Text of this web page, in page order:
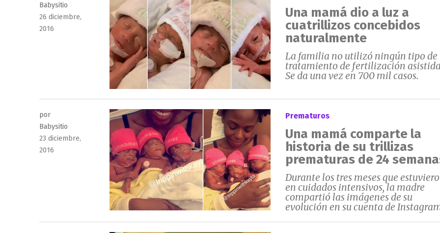
Babysitio
Publicado
el
26 diciembre,
2016
Una mamá dio a luz a
cuatrillizos concebidos
naturalmente
La familia no utilizó ningún tipo de
tratamiento de fertilización
Se da una vez en 700 mil casos.
por
Babysitio
Publicado
el
23 diciembre,
2016
Prematuros
Una mamá comparte la
historia de su trillizas
prematuras de 24
Durante los tres meses que
en cuidados intensivos, la madre
compartió las imágenes de su
evolución en su cuenta de